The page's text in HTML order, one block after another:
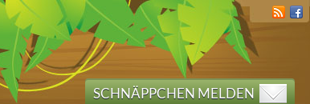
SCHNÄPPCHEN MELDEN